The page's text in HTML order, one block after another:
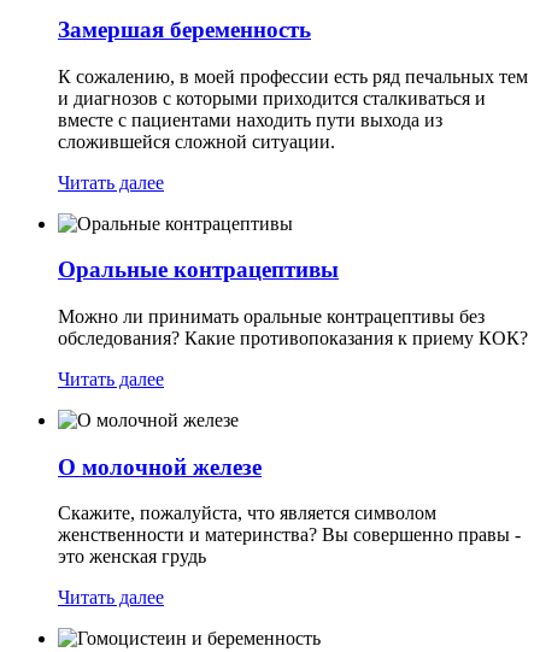
Замершая беременность
К сожалению, в моей профессии есть ряд печальных тем
и диагнозов с которыми приходится сталкиваться и
вместе с пациентами находить пути выхода из
сложившейся сложной ситуации.
Читать далее
Оральные контрацептивы
Можно ли принимать оральные контрацептивы без
обследования? Какие противопоказания к приему КОК?
Читать далее
О молочной железе
Скажите, пожалуйста, что является символом
женственности и материнства? Вы совершенно правы -
это женская грудь
Читать далее